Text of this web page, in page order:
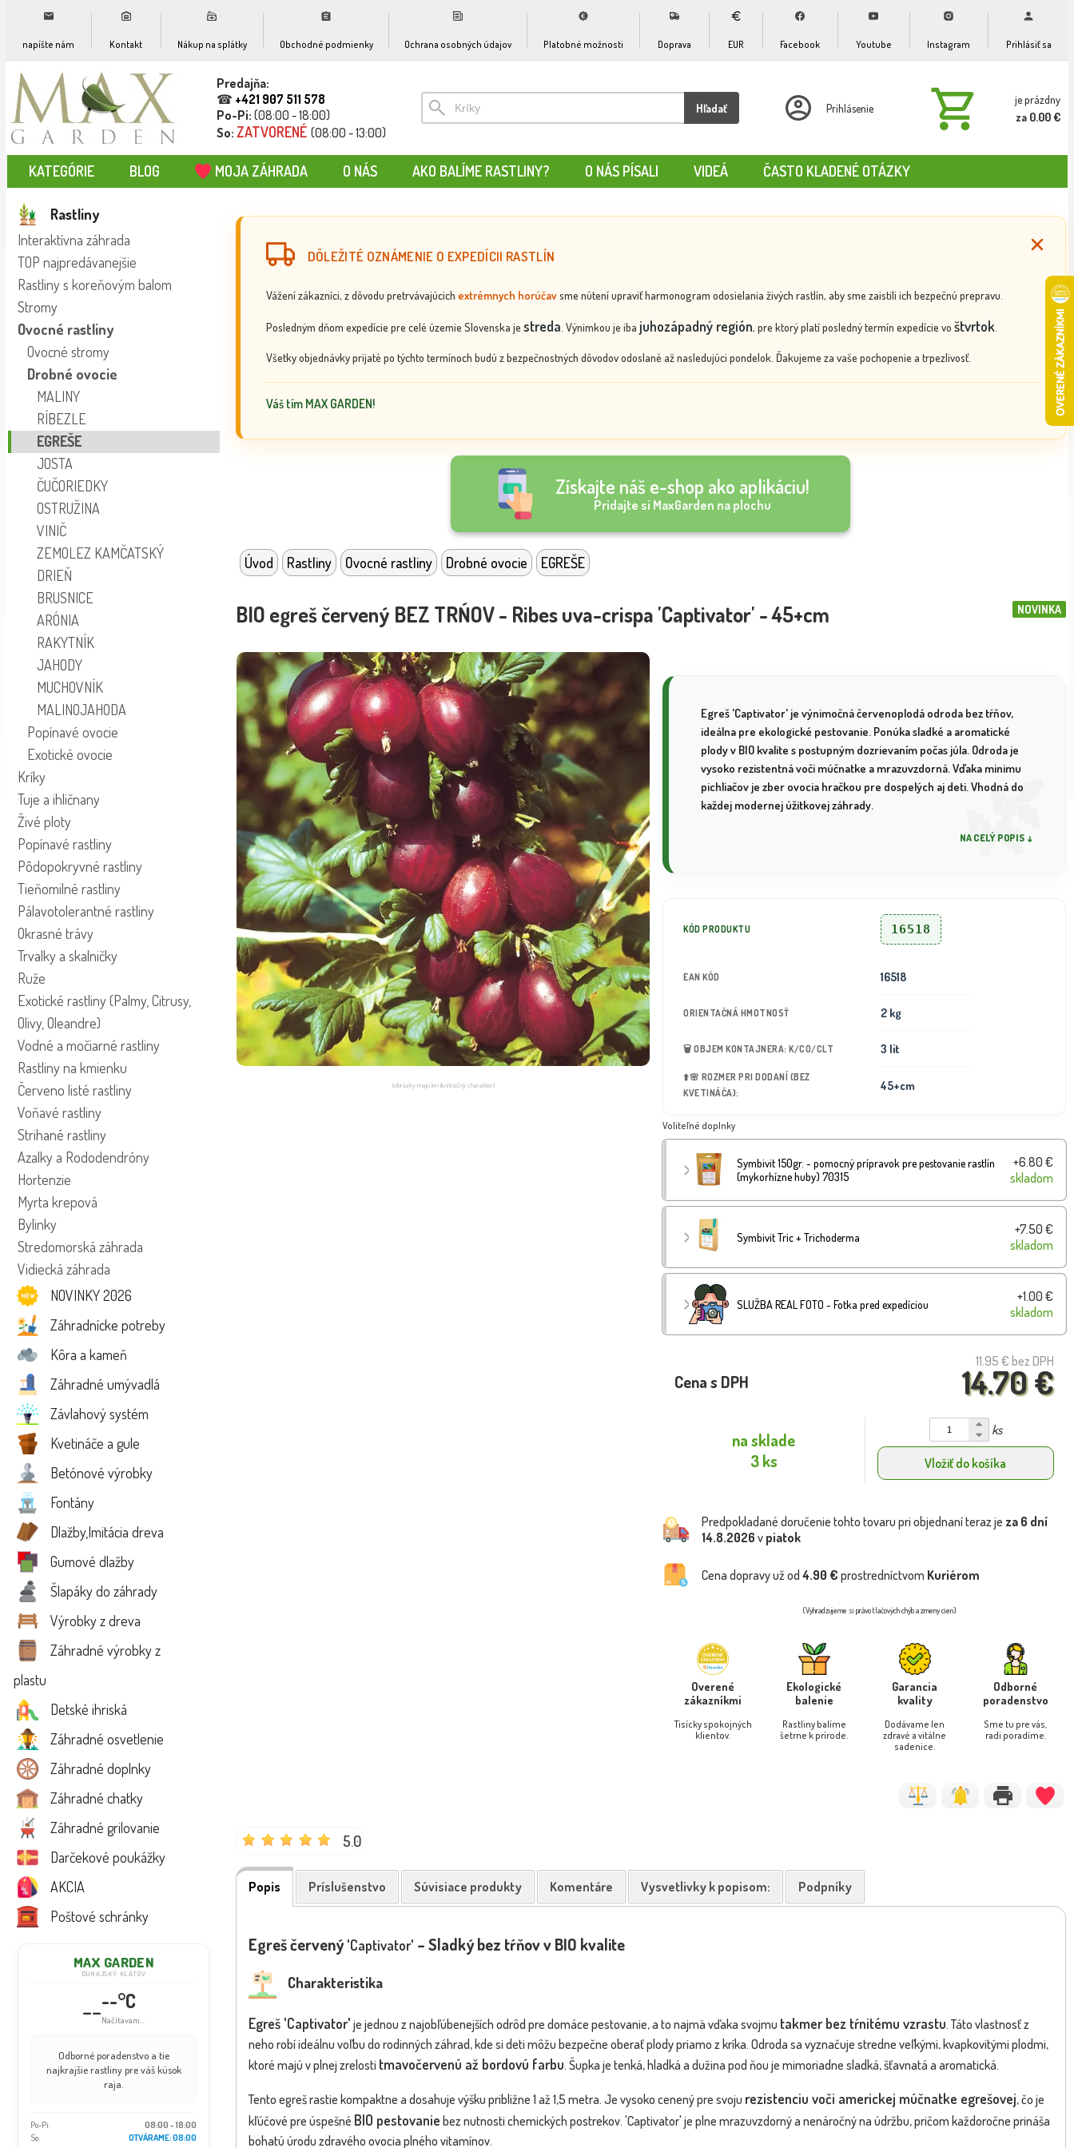
napíšte nám Kontakt Nákup na splátky Obchodné podmienky Ochrana osobných údajov Platobné možnosti Doprava EUR Facebook Youtube Instagram Prihlásiť sa
Predajňa:
☎ +421 907 511 578
Po-Pi: (08:00 - 18:00)
So: ZATVORENÉ (08:00 - 13:00)
Hľadať Prihlásenie
je prázdny
za 0.00 €
KATEGÓRIE BLOG MOJA ZÁHRADA O NÁS AKO BALÍME RASTLINY? O NÁS PÍSALI VIDEÁ ČASTO KLADENÉ OTÁZKY
Rastliny
Interaktívna záhrada
TOP najpredávanejšie
Rastliny s koreňovým balom
Stromy
Ovocné rastliny
Ovocné stromy
Drobné ovocie
MALINY
RÍBEZLE
EGREŠE
JOSTA
ČUČORIEDKY
OSTRUŽINA
VINIČ
ZEMOLEZ KAMČATSKÝ
DRIEŇ
BRUSNICE
ARÓNIA
RAKYTNÍK
JAHODY
MUCHOVNÍK
MALINOJAHODA
Popínavé ovocie
Exotické ovocie
Kríky
Tuje a ihličnany
Živé ploty
Popínavé rastliny
Pôdopokryvné rastliny
Tieňomilné rastliny
Pálavotolerantné rastliny
Okrasné trávy
Trvalky a skalničky
Ruže
Exotické rastliny (Palmy, Citrusy,
Olivy, Oleandre)
Vodné a močiarné rastliny
Rastliny na kmienku
Červeno listé rastliny
Voňavé rastliny
Strihané rastliny
Azalky a Rododendróny
Hortenzie
Myrta krepová
Bylinky
Stredomorská záhrada
Vidiecká záhrada
NOVINKY 2026
Záhradnícke potreby
Kôra a kameň
Záhradné umývadlá
Závlahový systém
Kvetináče a gule
Betónové výrobky
Fontány
Dlažby,Imitácia dreva
Gumové dlažby
Šlapáky do záhrady
Výrobky z dreva
Záhradné výrobky z
plastu
Detské ihriská
Záhradné osvetlenie
Záhradné doplnky
Záhradné chatky
Záhradné grilovanie
Darčekové poukážky
AKCIA
Poštové schránky
MAX GARDEN
DUNAJSKÝ KLÁTOV
----°C
Načítavam...
Odborné poradenstvo a tie
najkrajšie rastliny pre váš kúsok
raja.
Po-Pi:
08:00 - 18:00
So:
OTVÁRAME: 08:00
DÔLEŽITÉ OZNÁMENIE O EXPEDÍCII RASTLÍN
Vážení zákazníci, z dôvodu pretrvávajúcich extrémnych horúčavsme nútení upraviť harmonogram odosielania živých rastlín, aby sme zaistili ich bezpečnú prepravu.
Posledným dňom expedície pre celé územie Slovenska je streda . Výnimkou je iba juhozápadný región, pre ktorý platí posledný termín expedície vo štvrtok.
Všetky objednávky prijaté po týchto termínoch budú z bezpečnostných dôvodov odoslané až nasledujúci pondelok. Ďakujeme za vaše pochopenie a trpezlivosť.
Váš tím MAX GARDEN!
Získajte náš e-shop ako aplikáciu!
Pridajte si MaxGarden na plochu
Úvod Rastliny Ovocné rastliny Drobné ovocie EGREŠE
NOVINKA
BIO egreš červený BEZ TRŃOV - Ribes uva-crispa 'Captivator' - 45+cm
(obrázky majú len ilustračný charakter)
Egreš 'Captivator' je výnimočná červenoplodá odroda bez tŕňov,
ideálna pre ekologické pestovanie. Ponúka sladké a aromatické
plody v BIO kvalite s postupným dozrievaním počas júla. Odroda je
vysoko rezistentná voči múčnatke a mrazuvzdorná. Vďaka minimu
pichliačov je zber ovocia hračkou pre dospelých aj deti. Vhodná do
každej modernej úžitkovej záhrady.
NA CELÝ POPIS ↓
KÓD PRODUKTU 16518
EAN KÓD 16518
ORIENTAČNÁ HMOTNOSŤ 2 kg
🗑️ OBJEM KONTAJNERA: K/CO/CLT 3 lit
⬆️🌸 ROZMER PRI DODANÍ (BEZ
KVETINÁČA):
45+cm
Voliteľné doplnky
Symbivit 150gr. - pomocný prípravok pre pestovanie rastlín
(mykorhízne huby) 70315
+6.80 €
skladom
Symbivit Tric + Trichoderma
+7.50 €
skladom
SLUŽBA REAL FOTO - Fotka pred expedíciou
+1.00 €
skladom
11.95 € bez DPH
14.70 €
Cena s DPH
na sklade
3 ks
ks
Vložiť do košíka
Predpokladané doručenie tohto tovaru pri objednaní teraz je za 6 dní
14.8.2026 v piatok
Cena dopravy už od4.90 € prostredníctvom Kuriérom
(Vyhradzujeme si právo tlačových chýb a zmeny cien)
Overené
zákazníkmi
Tisícky spokojných
klientov.
Ekologické
balenie
Rastliny balíme
šetrne k prírode.
Garancia
kvality
Dodávame len
zdravé a vitálne
sadenice.
Odborné
poradenstvo
Sme tu pre vás,
radi poradíme.
5.0
Popis Príslušenstvo Súvisiace produkty Komentáre Vysvetlivky k popisom: Podpníky
Egreš červený'Captivator' – Sladký bez tŕňov v BIO kvalite
Charakteristika
Egreš 'Captivator' je jednou z najobľúbenejších odrôd pre domáce pestovanie, a to najmä vďaka svojmu takmer bez tŕnitému vzrastu. Táto vlastnosť z
neho robí ideálnu voľbu do rodinných záhrad, kde si deti môžu bezpečne oberať plody priamo z kríka. Odroda sa vyznačuje stredne veľkými, kvapkovitými plodmi,
ktoré majú v plnej zrelosti tmavočervenú až bordovú farbu. Šupka je tenká, hladká a dužina pod ňou je mimoriadne sladká, šťavnatá a aromatická.
Tento egreš rastie kompaktne a dosahuje výšku približne 1 až 1,5 metra. Je vysoko cenený pre svoju rezistenciu voči americkej múčnatke egrešovej, čo je
kľúčové pre úspešné BIO pestovanie bez nutnosti chemických postrekov. 'Captivator' je plne mrazuvzdorný a nenáročný na údržbu, pričom každoročne prináša
bohatú úrodu zdravého ovocia plného vitamínov.